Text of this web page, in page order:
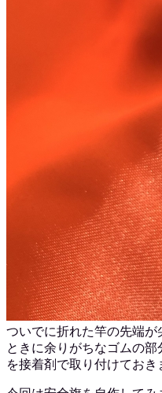
ついでに折れた竿の先端
ときに余りがちなゴムの部
を接着剤で取り付けておき